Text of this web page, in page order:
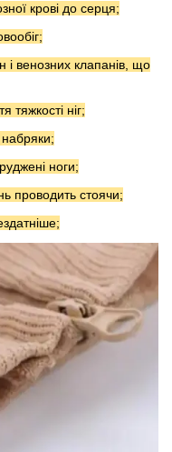
крові до серця;
і венозних клапанів, що
тяжкості ніг;
ноги;
проводить стоячи;